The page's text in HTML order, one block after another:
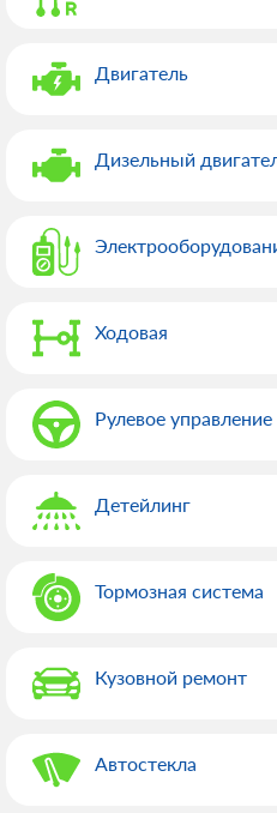
Двигатель
Дизельный
Ходовая
Рулевое управление
Детейлинг
Тормозная система
Кузовной ремонт
Автостекла